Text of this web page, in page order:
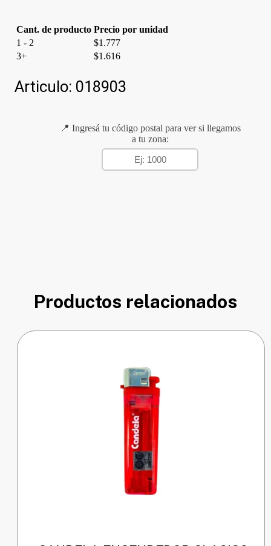
Cant. de producto Precio por unidad
1 - 2
$1.777
3+
$1.616
Articulo: 018903
📍 Ingresá tu código postal para ver si llegamos
a tu zona:
Productos relacionados